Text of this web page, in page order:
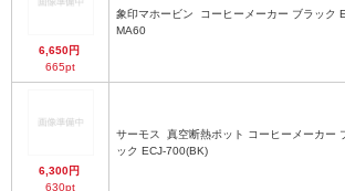
6,650円
665pt
象印マホービン
MA60
6,300円
630pt
サーモス
ック ECJ-700(BK)